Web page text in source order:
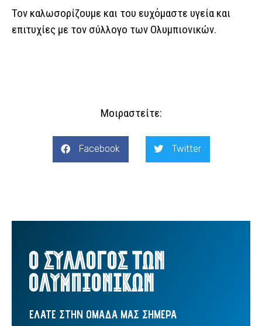
Τον καλωσορίζουμε και του ευχόμαστε υγεία και
επιτυχίες με τον σύλλογο των Ολυμπιονικών.
Μοιραστείτε:
Facebook Twitter
Ο ΣΥΛΛΟΓΟΣ ΤΩΝ
ΟΛΥΜΠΙΟΝΙΚΩΝ
ΕΛΑΤΕ ΣΤΗΝ ΟΜΑΔΑ ΜΑΣ ΣΗΜΕΡΑ